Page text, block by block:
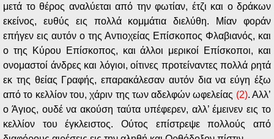
μετά το θέρος αναλύεται από την φωτίαν, έτζι και ο δράκων
εκείνος, ευθύς εις πολλά κομμάτια διελύθη. Μίαν φοράν
επήγεν εις αυτόν ο της Αντιοχείας Επίσκοπος Φλαβιανός, και
ο της Κύρου Επίσκοπος, και άλλοι μερικοί Επίσκοποι, και
ονομαστοί άνδρες και λόγιοι, οίτινες προτείναντες πολλά ρητά
εκ της θείας Γραφής, επαρακάλεσαν αυτόν δια να εύγη έξω
από το κελλίον του, χάριν της των αδελφών ωφελείας (2). Αλλ’
ο Άγιος, ουδέ να ακούση ταύτα υπέφερεν, αλλ’ έμεινεν εις το
κελλίον του έγκλειστος. Ούτος επίστρεψε πολλούς από